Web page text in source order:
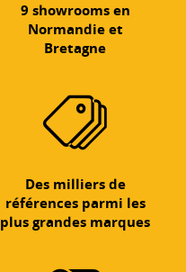
9 showrooms en
Normandie et
Bretagne
Des milliers de
références parmi les
plus grandes marques